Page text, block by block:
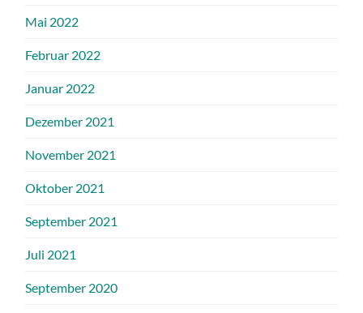
Mai 2022
Februar 2022
Januar 2022
Dezember 2021
November 2021
Oktober 2021
September 2021
Juli 2021
September 2020